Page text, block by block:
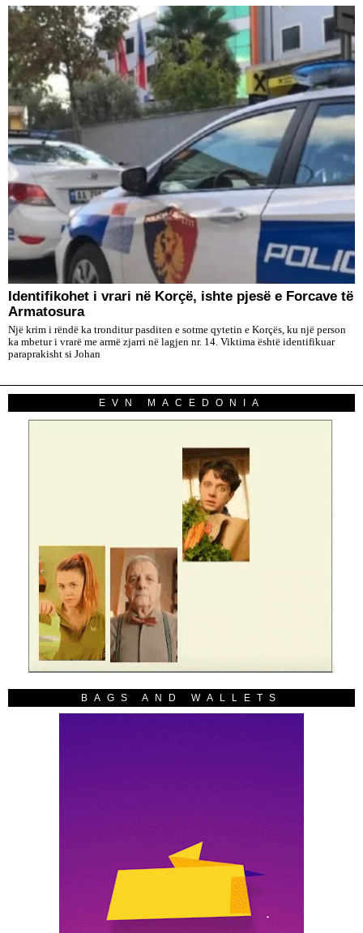
Identifikohet i vrari në Korçë, ishte pjesë e Forcave të
Armatosura
Një krim i rëndë ka tronditur pasditen e sotme qytetin e Korçës, ku një person
ka mbetur i vrarë me armë zjarri në lagjen nr. 14. Viktima është identifikuar
paraprakisht si Johan
EVN MACEDONIA
BAGS AND WALLETS